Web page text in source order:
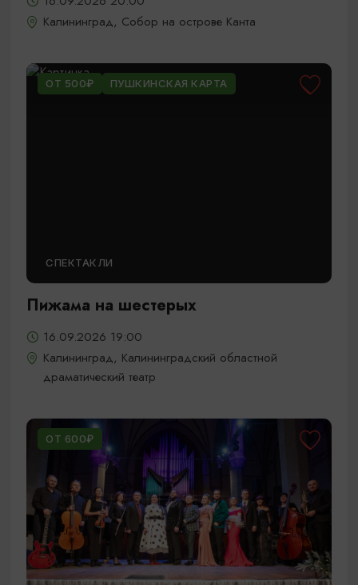
Калининград, Собор на острове Канта
ОТ 500₽ ПУШКИНСКАЯ КАРТА
СПЕКТАКЛИ
Пижама на шестерых
16.09.2026 19:00
Калининград, Калининградский областной
драматический театр
ОТ 600₽